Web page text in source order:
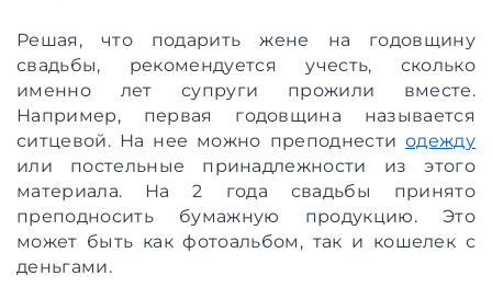
Решая, что подарить жене на годовщину
свадьбы, рекомендуется учесть, сколько
именно лет супруги прожили вместе.
Например, первая годовщина называется
ситцевой. На нее можно преподнестиодежду
или постельные принадлежности из этого
материала. На 2 года свадьбы принято
преподносить бумажную продукцию. Это
может быть как фотоальбом, так и кошелек с
деньгами.